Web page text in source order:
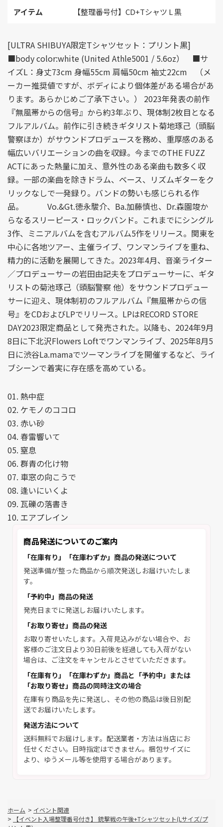
アイテム
【整理番号付】CD+Tシャツ L 黒
[ULTRA SHIBUYA限定Tシャツセット：プリント黒]
■body color:white (United Athle5001 / 5.6oz） ■サ
イズL：身丈73cm 身幅55cm 肩幅50cm 袖丈22cm （メ
ーカー推奨値ですが、ボディにより個体差がある場合があ
ります。あらかじめご了承下さい。） 2023年発表の前作
『無風帯からの信号』から約3年ぶり、現体制2枚目となる
フルアルバム。前作に引き続きギタリスト菊地琢己（頭脳
警察ほか）がサウンドプロデュースを務め、重厚感のある
幅広いバリエーションの曲を収録。今までのTHE FUZZ
ACTにあった熱量に加え、意外性のある楽曲も数多く収
録。一部の楽曲を除きドラム、ベース、リズムギターをク
リックなしで一発録り。バンドの勢いも感じられる作
品。 Vo.&Gt.徳永駿介、Ba.加藤慎也、Dr.森園竣か
らなるスリーピース・ロックバンド。これまでにシングル
3作、ミニアルバムを含むアルバム5作をリリース。関東を
中心に各地ツアー、主催ライブ、ワンマンライブを重ね、
精力的に活動を展開してきた。2023年4月、音楽ライター
／プロデューサーの岩田由記夫をプロデューサーに、ギタ
リストの菊池琢己（頭脳警察 他）をサウンドプロデュー
サーに迎え、現体制初のフルアルバム『無風帯からの信
号』をCDおよびLPでリリース。LPはRECORD STORE
DAY2023限定商品として発売された。以降も、2024年9月
8日に下北沢Flowers Loftでワンマンライブ、2025年8月5
日に渋谷La.mamaでツーマンライブを開催するなど、ライ
ブシーンで着実に存在感を高めている。
01. 熱中症
02. ケモノのココロ
03. 赤い砂
04. 春雷響いて
05. 窒息
06. 群青の化け物
07. 車窓の向こうで
08. 逢いにいくよ
09. 瓦礫の落書き
10. エアプレイン
商品発送についてのご案内
「在庫有り」「在庫わずか」商品の発送について
発送準備が整った商品から順次発送しお届けいたしま
す。
「予約中」商品の発送
発売日までに発送しお届けいたします。
「お取り寄せ」商品の発送
お取り寄せいたします。入荷見込みがない場合や、お
客様のご注文日より30日前後を経過しても入荷がない
場合は、ご注文をキャンセルとさせていただきます。
「在庫有り」「在庫わずか」商品と「予約中」または
「お取り寄せ」商品の同時注文の場合
在庫有り商品を先に発送し、その他の商品は後日別配
送でお届けいたします。
発送方法について
送料無料でお届けします。配送業者・方法は当店にお
任せください。日時指定はできません。梱包サイズに
より、ゆうメール等を使用する場合があります。
ホーム > イベント関連
>
【イベント入場整理番号付き】 銃撃戦の午後+Tシャツセット(Lサイズ/プ